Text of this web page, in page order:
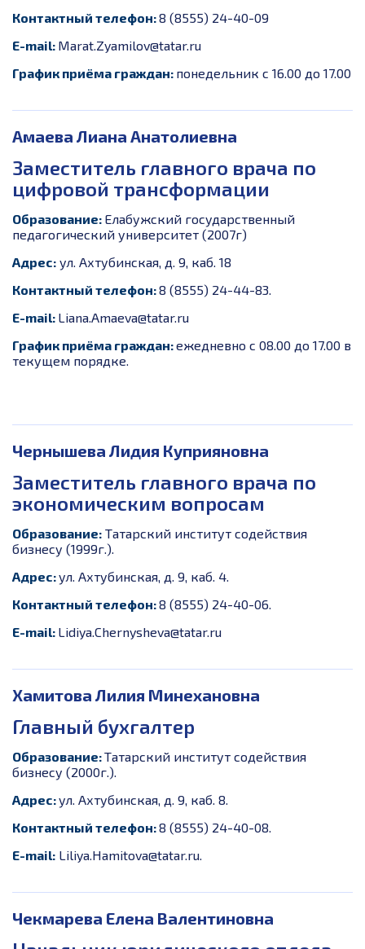
Контактный телефон:8 (8555) 24-40-09
E-mail: Marat.Zyamilov@tatar.ru
График приёма граждан: понедельник с 16.00 до 17.00
Амаева Лиана Анатолиевна
Заместитель главного врача по
цифровой трансформации
Образование: Елабужский государственный
педагогический университет (2007г)
Адрес: ул. Ахтубинская, д. 9, каб. 18
Контактный телефон:8 (8555) 24-44-83.
E-mail: Liana.Amaeva@tatar.ru
График приёма граждан:ежедневно с 08.00 до 17.00 в
текущем порядке.
Чернышева Лидия Куприяновна
Заместитель главного врача по
экономическим вопросам
Образование: Татарский институт содействия
бизнесу (1999г.).
Адрес:ул. Ахтубинская, д. 9, каб. 4.
Контактный телефон:8 (8555) 24-40-06.
E-mail: Lidiya.Chernysheva@tatar.ru
Хамитова Лилия Минехановна
Главный бухгалтер
Образование:Татарский институт содействия
бизнесу (2000г.).
Адрес:ул. Ахтубинская, д. 9, каб. 8.
Контактный телефон:8 (8555) 24-40-08.
E-mail: Liliya.Hamitova@tatar.ru.
Чекмарева Елена Валентиновна